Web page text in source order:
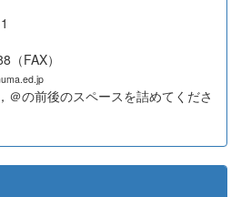
FAX）
＠の前後のスペースを詰めてくださ